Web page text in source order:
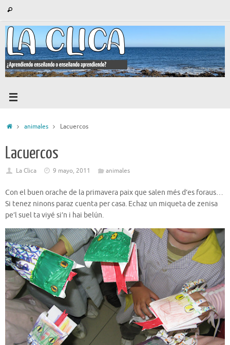
contenido
Buscar
Inicioanimales Lacuercos
Lacuercos
La Clica 9 mayo, 2011 animales
Con el buen orache de la primavera paix que salen més d’es foraus…
Si tenez ninons paraz cuenta per casa. Echaz un miqueta de zenisa
pe’l suel ta viyé si’n i hai belún.